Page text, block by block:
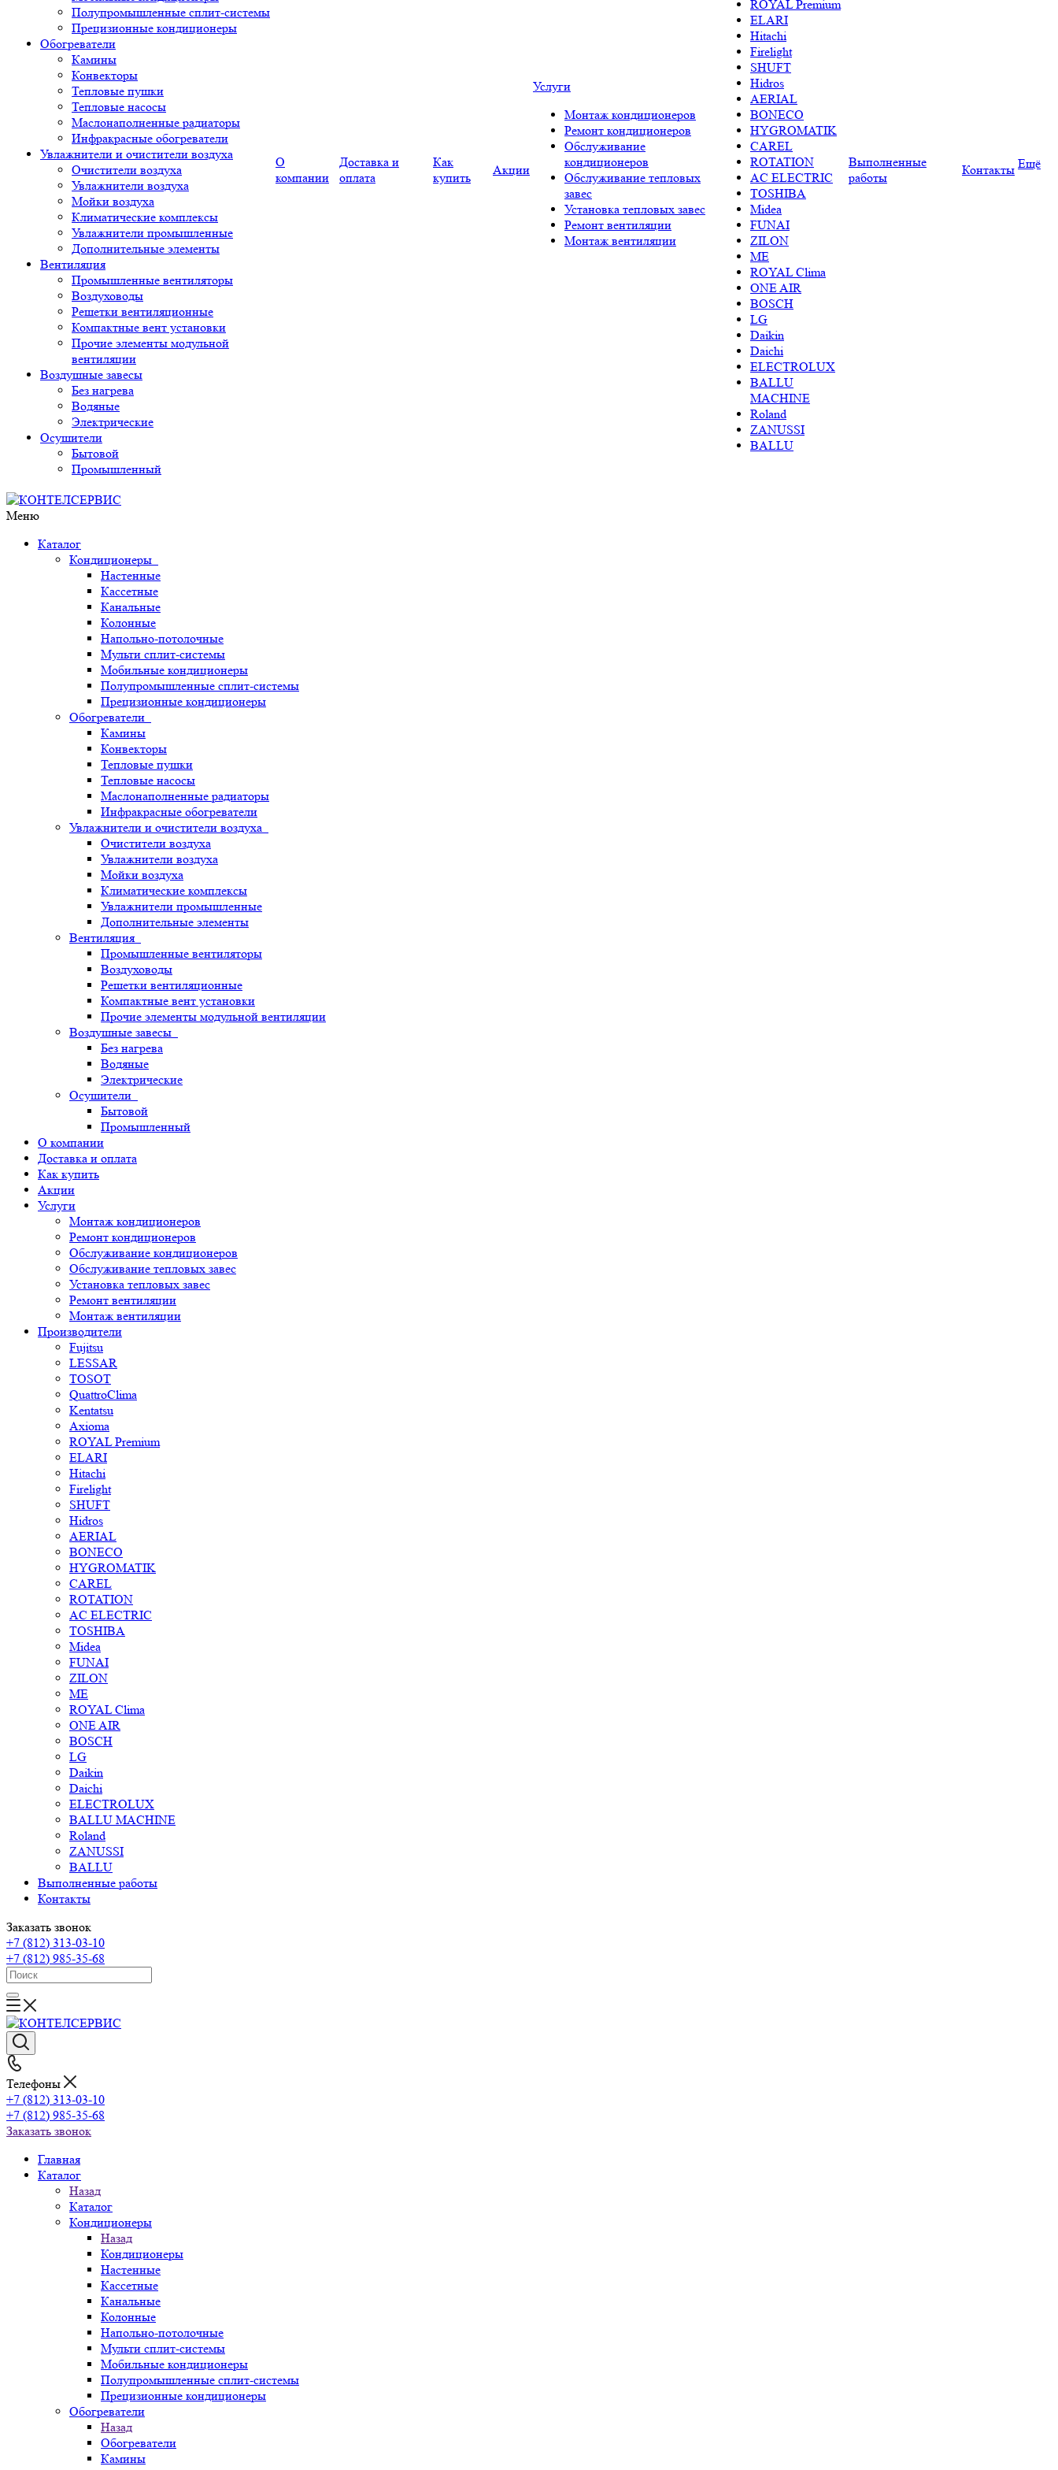
Полупромышленные сплит-системы
Прецизионные кондиционеры
Обогреватели
Камины
Конвекторы
Тепловые пушки
Тепловые насосы
Маслонаполненные радиаторы
Инфракрасные обогреватели
Увлажнители и очистители воздуха
Очистители воздуха
Увлажнители воздуха
Мойки воздуха
Климатические комплексы
Увлажнители промышленные
Дополнительные элементы
Вентиляция
Промышленные вентиляторы
Воздуховоды
Решетки вентиляционные
Компактные вент установки
Прочие элементы модульной
вентиляции
Воздушные завесы
Без нагрева
Водяные
Электрические
Осушители
Бытовой
Промышленный
О
компании
Доставка и
оплата
Как
купить
Акции
Услуги
Монтаж кондиционеров
Ремонт кондиционеров
Обслуживание
кондиционеров
Обслуживание тепловых
завес
Установка тепловых завес
Ремонт вентиляции
Монтаж вентиляции
ROYAL Premium
ELARI
Hitachi
Firelight
SHUFT
Hidros
AERIAL
BONECO
HYGROMATIK
CAREL
ROTATION
AC ELECTRIC
TOSHIBA
Midea
FUNAI
ZILON
ME
ROYAL Clima
ONE AIR
BOSCH
LG
Daikin
Daichi
ELECTROLUX
BALLU
MACHINE
Roland
ZANUSSI
BALLU
Выполненные
работы
Контакты Ещё
Меню
Каталог
Кондиционеры
Настенные
Кассетные
Канальные
Колонные
Напольно-потолочные
Мульти сплит-системы
Мобильные кондиционеры
Полупромышленные сплит-системы
Прецизионные кондиционеры
Обогреватели
Камины
Конвекторы
Тепловые пушки
Тепловые насосы
Маслонаполненные радиаторы
Инфракрасные обогреватели
Увлажнители и очистители воздуха
Очистители воздуха
Увлажнители воздуха
Мойки воздуха
Климатические комплексы
Увлажнители промышленные
Дополнительные элементы
Вентиляция
Промышленные вентиляторы
Воздуховоды
Решетки вентиляционные
Компактные вент установки
Прочие элементы модульной вентиляции
Воздушные завесы
Без нагрева
Водяные
Электрические
Осушители
Бытовой
Промышленный
О компании
Доставка и оплата
Как купить
Акции
Услуги
Монтаж кондиционеров
Ремонт кондиционеров
Обслуживание кондиционеров
Обслуживание тепловых завес
Установка тепловых завес
Ремонт вентиляции
Монтаж вентиляции
Производители
Fujitsu
LESSAR
TOSOT
QuattroClima
Kentatsu
Axioma
ROYAL Premium
ELARI
Hitachi
Firelight
SHUFT
Hidros
AERIAL
BONECO
HYGROMATIK
CAREL
ROTATION
AC ELECTRIC
TOSHIBA
Midea
FUNAI
ZILON
ME
ROYAL Clima
ONE AIR
BOSCH
LG
Daikin
Daichi
ELECTROLUX
BALLU MACHINE
Roland
ZANUSSI
BALLU
Выполненные работы
Контакты
Заказать звонок
+7 (812) 313-03-10
+7 (812) 985-35-68
Телефоны
+7 (812) 313-03-10
+7 (812) 985-35-68
Заказать звонок
Главная
Каталог
Назад
Каталог
Кондиционеры
Назад
Кондиционеры
Настенные
Кассетные
Канальные
Колонные
Напольно-потолочные
Мульти сплит-системы
Мобильные кондиционеры
Полупромышленные сплит-системы
Прецизионные кондиционеры
Обогреватели
Назад
Обогреватели
Камины